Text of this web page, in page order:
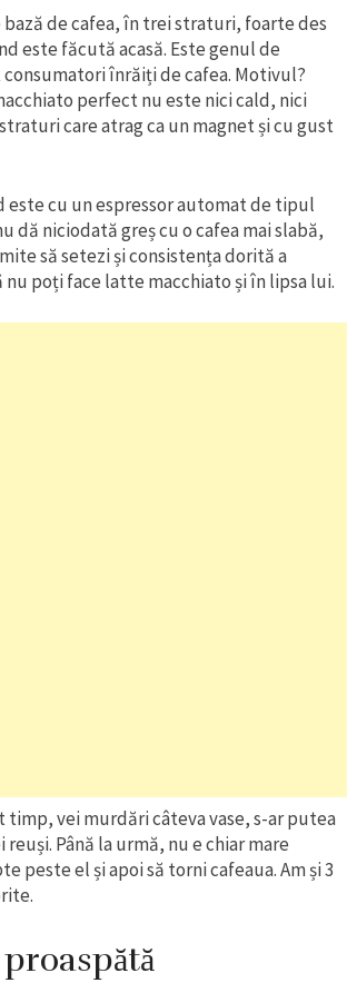
de cafea, în trei straturi, foarte des
este făcută acasă. Este genul de
înrăiți de cafea. Motivul?
perfect nu este nici cald, nici
care atrag ca un magnet și cu gust
este cu un espressor automat de tipul
dă niciodată greș cu o cafea mai slabă,
să setezi și consistența dorită a
nu poți face latte macchiato și în lipsa lui.
timp, vei murdări câteva vase, s-ar putea
Până la urmă, nu e chiar mare
peste el și apoi să torni cafeaua. Am și 3